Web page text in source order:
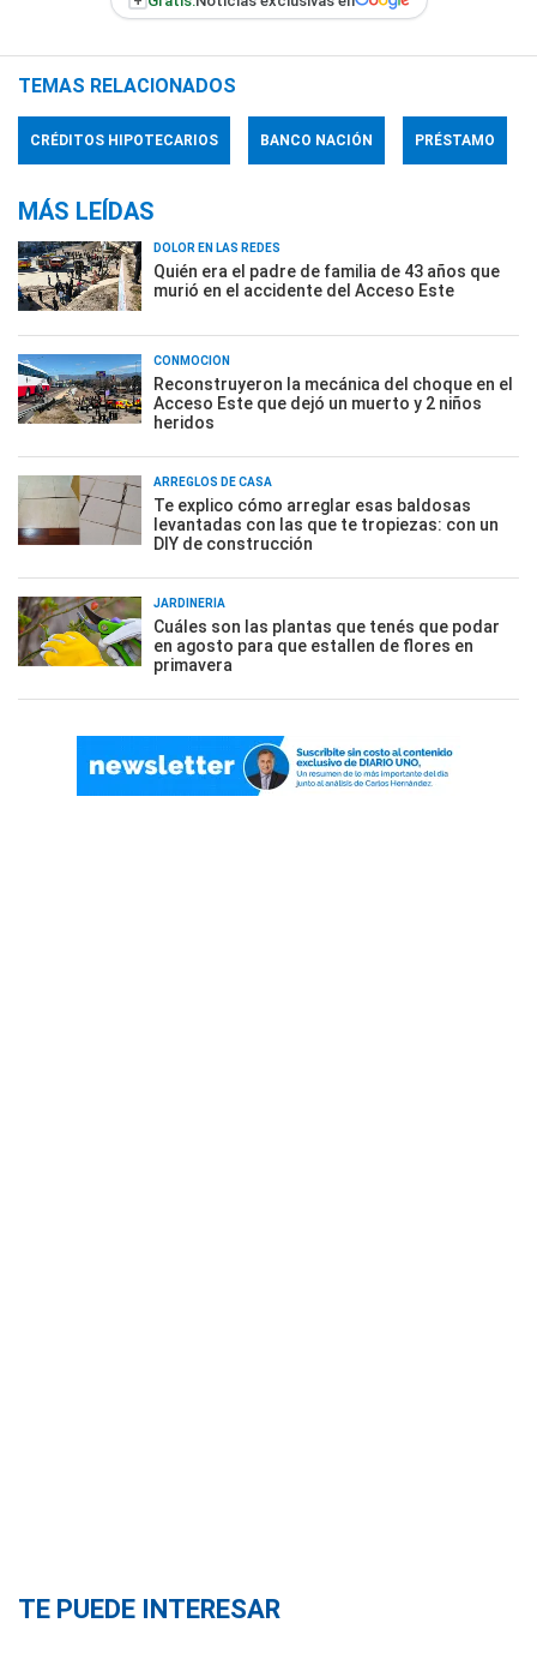
TEMAS RELACIONADOS
CRÉDITOS HIPOTECARIOS BANCO NACIÓN PRÉSTAMO
MÁS LEÍDAS
DOLOR EN LAS REDES
Quién era el padre de familia de 43 años que
murió en el accidente del Acceso Este
CONMOCIÓN
Reconstruyeron la mecánica del choque en el
Acceso Este que dejó un muerto y 2 niños
heridos
ARREGLOS DE CASA
Te explico cómo arreglar esas baldosas
levantadas con las que te tropiezas: con un
DIY de construcción
JARDINERÍA
Cuáles son las plantas que tenés que podar
en agosto para que estallen de flores en
primavera
TE PUEDE INTERESAR